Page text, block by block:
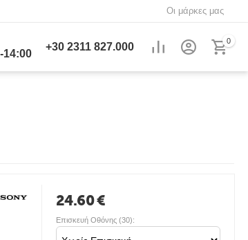
Οι μάρκες μας
+302311 827.000 0
24.60€
Επισκευή Οθόνης (30):